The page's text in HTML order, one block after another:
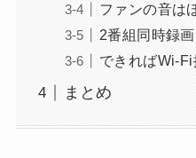
ファンの音は
2番組同時録
できればWi-
まとめ